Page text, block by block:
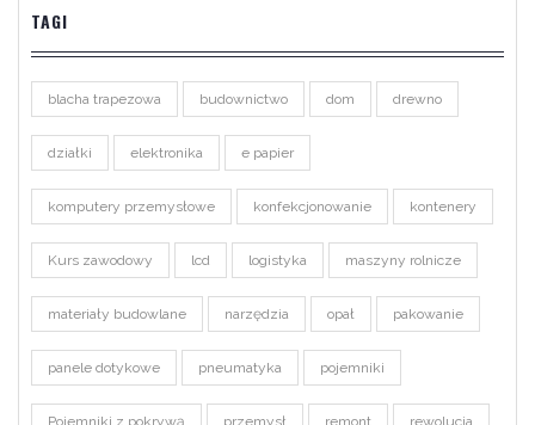
TAGI
blacha trapezowa budownictwo dom drewno
działki elektronika e papier
komputery przemysłowe konfekcjonowanie kontenery
Kurs zawodowy lcd logistyka maszyny rolnicze
materiały budowlane narzędzia opał pakowanie
panele dotykowe pneumatyka pojemniki